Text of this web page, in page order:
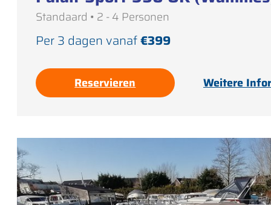
Standaard • 2 - 4 Personen
Per 3 dagen vanaf€399
Reservieren Weitere